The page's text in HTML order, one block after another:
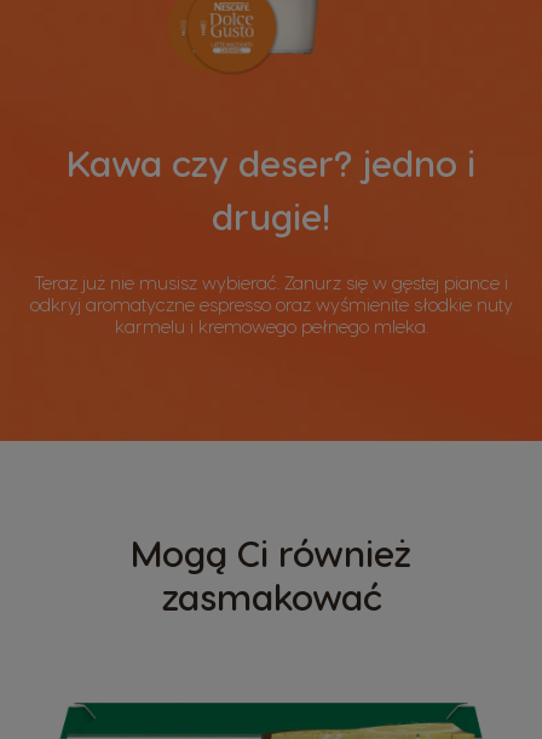
Kawa czy deser? jedno i
drugie!
Teraz już nie musisz wybierać. Zanurz się w gęstej piance i
odkryj aromatyczne espresso oraz wyśmienite słodkie nuty
karmelu i kremowego pełnego mleka.
Mogą Ci również
zasmakować